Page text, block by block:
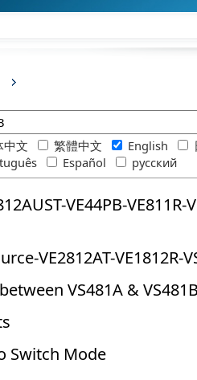
中文 繁體中文 English
Español русский